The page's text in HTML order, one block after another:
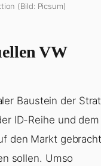
(Bild: Picsum)
VW
Baustein der
ID-Reihe und dem
den Markt
sollen. Umso